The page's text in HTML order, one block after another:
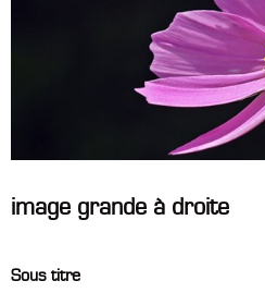
image grande à droite
Sous titre